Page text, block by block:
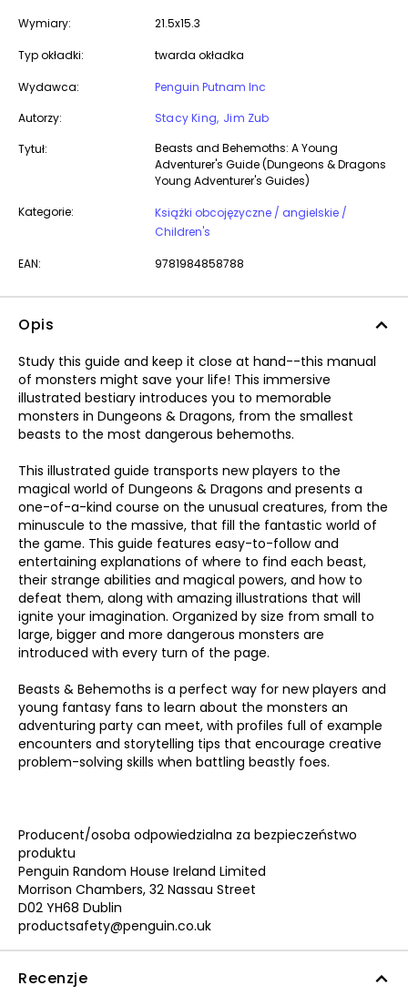
Wymiary: 21.5x15.3
Typ okładki: twarda okładka
Wydawca:
Penguin Putnam Inc
Autorzy:
Stacy King Jim Zub
Tytuł:
Beasts and Behemoths: A Young
Adventurer's Guide (Dungeons & Dragons
Young Adventurer's Guides)
Kategorie:
Książki obcojęzyczne / angielskie /
Children's
EAN: 9781984858788
Opis
Study this guide and keep it close at hand--this manual
of monsters might save your life! This immersive
illustrated bestiary introduces you to memorable
monsters in Dungeons & Dragons, from the smallest
beasts to the most dangerous behemoths.
This illustrated guide transports new players to the
magical world of Dungeons & Dragons and presents a
one-of-a-kind course on the unusual creatures, from the
minuscule to the massive, that fill the fantastic world of
the game. This guide features easy-to-follow and
entertaining explanations of where to find each beast,
their strange abilities and magical powers, and how to
defeat them, along with amazing illustrations that will
ignite your imagination. Organized by size from small to
large, bigger and more dangerous monsters are
introduced with every turn of the page.
Beasts & Behemoths is a perfect way for new players and
young fantasy fans to learn about the monsters an
adventuring party can meet, with profiles full of example
encounters and storytelling tips that encourage creative
problem-solving skills when battling beastly foes.
Producent/osoba odpowiedzialna za bezpieczeństwo
produktu
Penguin Random House Ireland Limited
Morrison Chambers, 32 Nassau Street
D02 YH68 Dublin
productsafety@penguin.co.uk
Recenzje